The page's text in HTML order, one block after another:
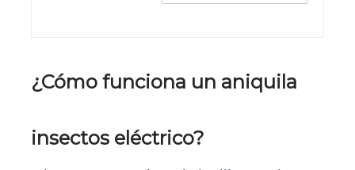
¿Cómo funciona un aniquila
insectos eléctrico?